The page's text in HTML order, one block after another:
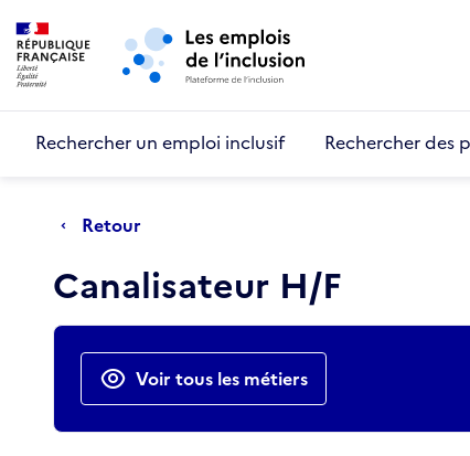
Aller au menu principal
Rechercher un emploi inclusif Rechercher des
Retour
Canalisateur H/F
Actions rapides
Voir tous les métiers